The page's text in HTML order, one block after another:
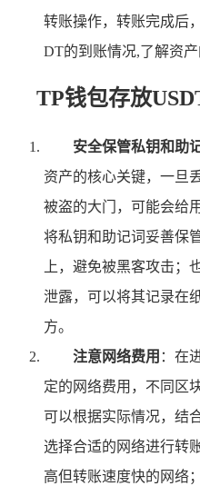
转账操作，转账完成后
DT的到账情况,了解资产
TP钱包存放
安全保管私钥和助
资产的核心关键，一旦
被盗的大门，可能会给
将私钥和助记词妥善保
上，避免被黑客攻击；
泄露，可以将其记录在
方。
注意网络费用 ：在
定的网络费用，不同区
可以根据实际情况，结
选择合适的网络进行转
高但转账速度快的网络